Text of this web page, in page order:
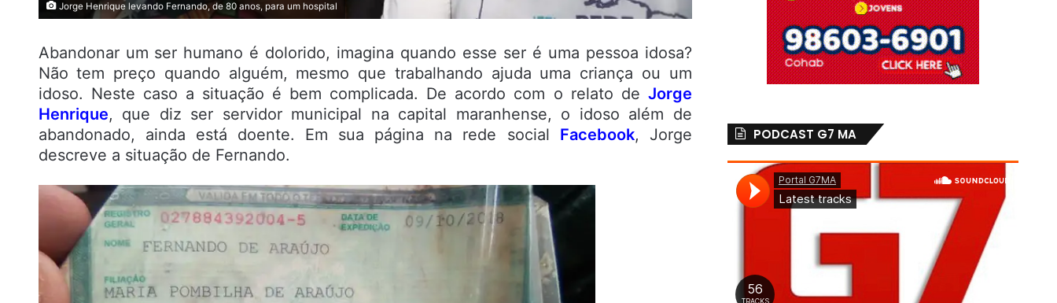
Jorge Henrique levando Fernando, de 80 anos, para um hospital
Abandonar um ser humano é dolorido, imagina quando esse ser é uma pessoa idosa?
Não tem preço quando alguém, mesmo que trabalhando ajuda uma criança ou um
idoso. Neste caso a situação é bem complicada. De acordo com o relato de Jorge
Henrique, que diz ser servidor municipal na capital maranhense, o idoso além de
abandonado, ainda está doente. Em sua página na rede social Facebook, Jorge
descreve a situação de Fernando.
PODCAST G7 MA